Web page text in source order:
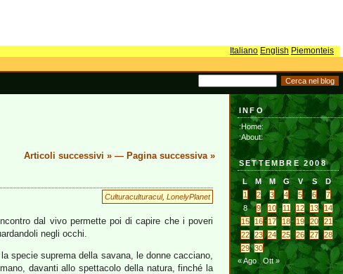
Italiano English Piemonteis
Articoli successivi » — Pagina successiva »
Culturaculturacul, LonelyPlanet
dal vivo permette poi di capire che i poveri
negli occhi.
specie suprema della savana, le donne cacciano,
davanti allo spettacolo della natura, finché la
INFO
:Home:
:About:
SETTEMBRE 2008
L M M G V S
D
1
2 3 4 5 6
7
8
9 10 11 12 13
14
15
16 17 18 19 20
21
22
23 24 25 26 27
28
29
30
« Ago
Ott »